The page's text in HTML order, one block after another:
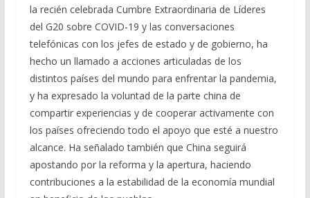
la recién celebrada Cumbre Extraordinaria de Líderes
del G20 sobre COVID-19 y las conversaciones
telefónicas con los jefes de estado y de gobierno, ha
hecho un llamado a acciones articuladas de los
distintos países del mundo para enfrentar la pandemia,
y ha expresado la voluntad de la parte china de
compartir experiencias y de cooperar activamente con
los países ofreciendo todo el apoyo que esté a nuestro
alcance. Ha señalado también que China seguirá
apostando por la reforma y la apertura, haciendo
contribuciones a la estabilidad de la economía mundial